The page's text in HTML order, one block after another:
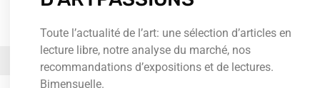
Toute l’actualité de l’art: une sélection d’articles en
lecture libre, notre analyse du marché, nos
recommandations d’expositions et de lectures.
Bimensuelle.